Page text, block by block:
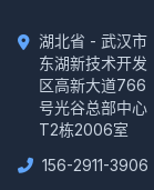
湖北省 - 武汉市
东湖新技术开发
区高新大道766
号光谷总部中心
T2栋2006室
156-2911-3906